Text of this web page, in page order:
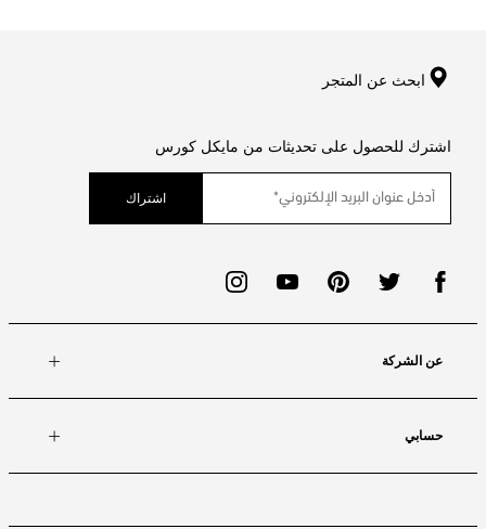
ابحث عن المتجر
اشترك للحصول على تحديثات من مايكل كورس
اشتراك
عن الشركة
حسابي